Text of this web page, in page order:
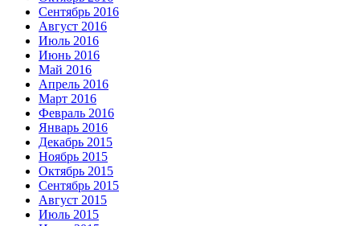
Сентябрь 2016
Август 2016
Июль 2016
Июнь 2016
Май 2016
Апрель 2016
Март 2016
Февраль 2016
Январь 2016
Декабрь 2015
Ноябрь 2015
Октябрь 2015
Сентябрь 2015
Август 2015
Июль 2015